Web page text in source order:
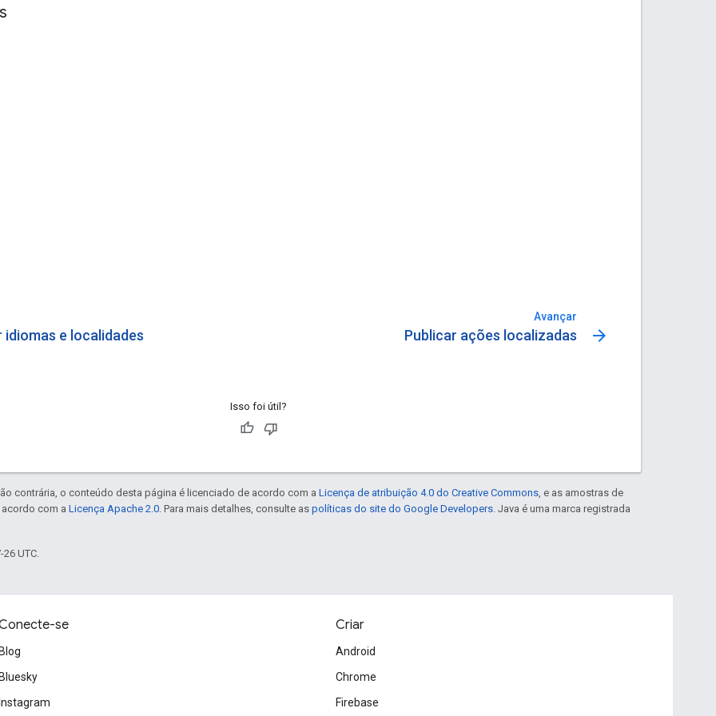
idiomas e localidades
Avançar
Publicar ações localizadas arrow_forward
Isso foi útil?
contrária, o conteúdo desta página é licenciado de acordo com a Licença de atribuição 4.0 do Creative Commons , e as amostras de
com a Licença Apache 2.0 . Para mais detalhes, consulte as políticas do site do Google Developers . Java é uma marca registrada
UTC.
se
Blog
Bluesky
Instagram
Criar
Android
Chrome
Firebase